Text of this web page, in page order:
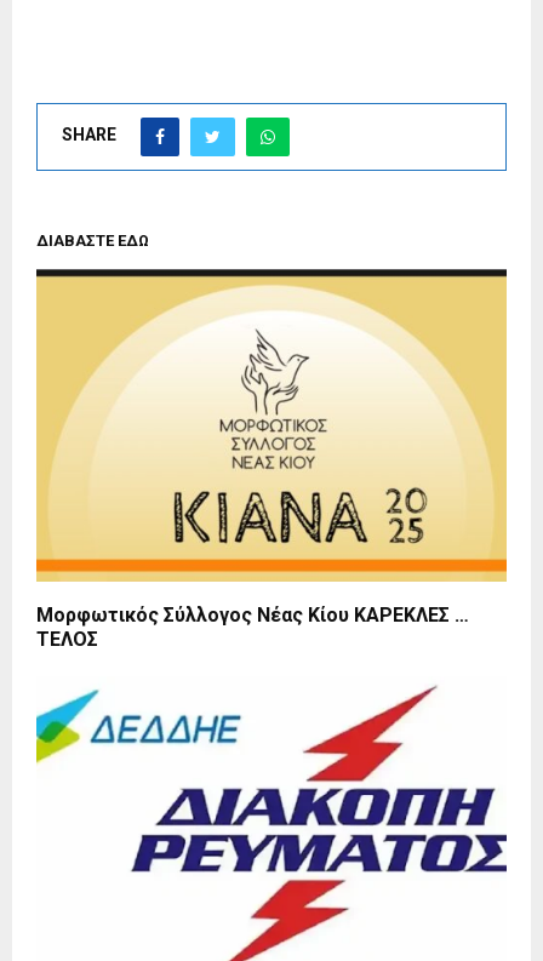
SHARE
ΔΙΑΒΑΣΤΕ ΕΔΩ
Μορφωτικός Σύλλογος Νέας Κίου ΚΑΡΕΚΛΕΣ …
ΤΕΛΟΣ